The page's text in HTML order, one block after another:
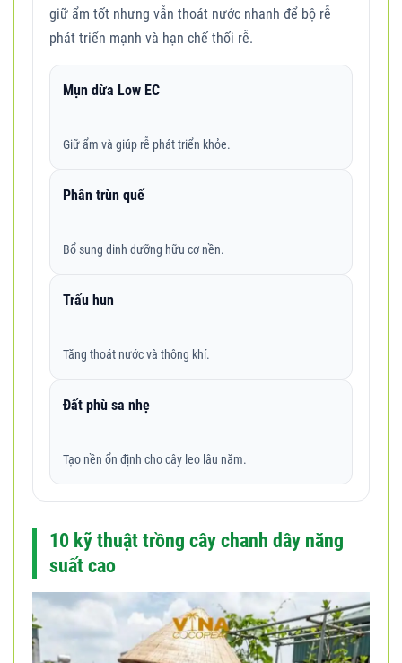
giữ ẩm tốt nhưng vẫn thoát nước nhanh để bộ rễ
phát triển mạnh và hạn chế thối rễ.
Mụn dừa Low EC
Giữ ẩm và giúp rễ phát triển khỏe.
Phân trùn quế
Bổ sung dinh dưỡng hữu cơ nền.
Trấu hun
Tăng thoát nước và thông khí.
Đất phù sa nhẹ
Tạo nền ổn định cho cây leo lâu năm.
10 kỹ thuật trồng cây chanh dây năng
suất cao